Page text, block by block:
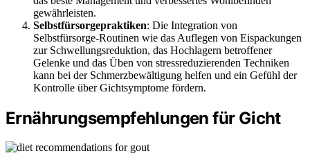
gewährleisten.
Selbstfürsorgepraktiken: Die Integration von
Selbstfürsorge-Routinen wie das Auflegen von Eispackungen
zur Schwellungsreduktion, das Hochlagern betroffener
Gelenke und das Üben von stressreduzierenden Techniken
kann bei der Schmerzbewältigung helfen und ein Gefühl der
Kontrolle über Gichtsymptome fördern.
Ernährungsempfehlungen für Gicht